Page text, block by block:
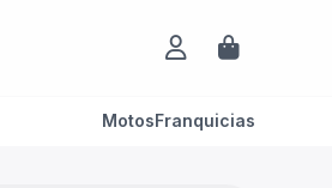
MotosFranquicias